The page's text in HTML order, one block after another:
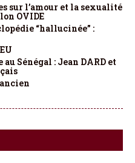
sur l’amour et la sexualité
OVIDE
“hallucinée” :
Sénégal : Jean DARD et